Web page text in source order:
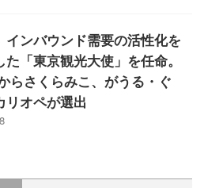
インバウンド需要の活性化を
た「東京観光大使」を任命。
らさくらみこ、がうる・ぐ
リオペが選出